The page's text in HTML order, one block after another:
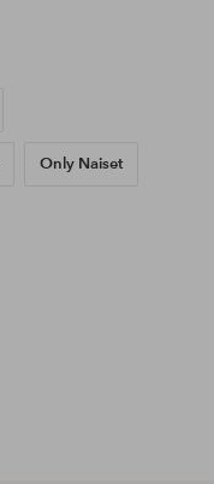
Only Naiset